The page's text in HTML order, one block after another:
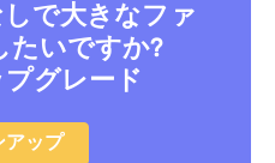
で大きなファ
たいですか?
グレード
アップ